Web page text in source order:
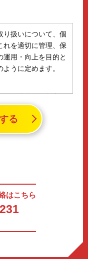
り扱いについて、個
れを適切に管理、保
用・向上を目的と
うに定めます。
する法律」に規定さ
、氏名、生年月日
することができる
・管理するため
提供・運用のため
る
はこちら